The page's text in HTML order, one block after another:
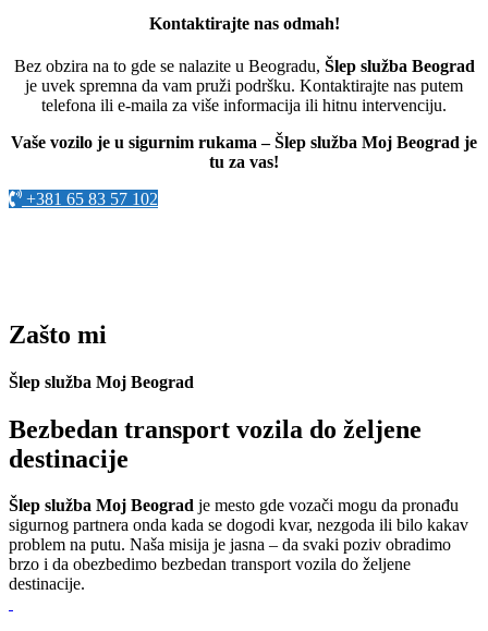
Kontaktirajte nas odmah!
Bez obzira na to gde se nalazite u Beogradu, Šlep služba Beograd
je uvek spremna da vam pruži podršku. Kontaktirajte nas putem
telefona ili e-maila za više informacija ili hitnu intervenciju.
Vaše vozilo je u sigurnim rukama – Šlep služba Moj Beograd je
tu za vas!
+381 65 83 57 102
Zašto mi
Šlep služba Moj Beograd
Bezbedan transport vozila do željene
destinacije
Šlep služba Moj Beograd je mesto gde vozači mogu da pronađu
sigurnog partnera onda kada se dogodi kvar, nezgoda ili bilo kakav
problem na putu. Naša misija je jasna – da svaki poziv obradimo
brzo i da obezbedimo bezbedan transport vozila do željene
destinacije.